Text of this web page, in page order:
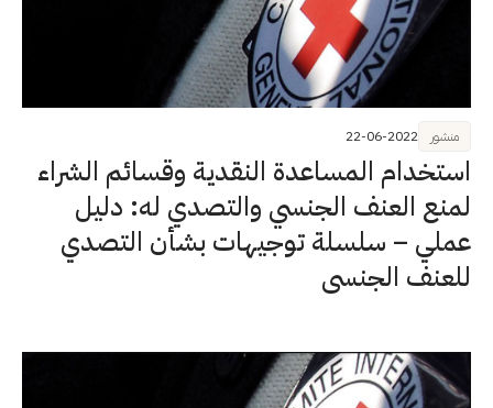
استخدام المساعدة النقدية وقسائم الشراء
لمنع العنف الجنسي والتصدي له: دليل
عملي – سلسلة توجيهات بشأن التصدي
للعنف الجنسي
منشور 22-06-2022